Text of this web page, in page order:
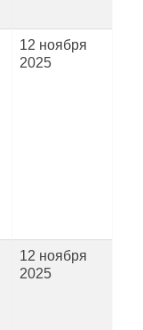
12 ноября
2025
12 ноября
2025